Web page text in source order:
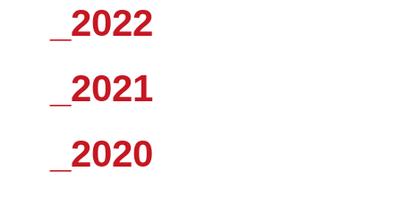
_2022
_2021
_2020